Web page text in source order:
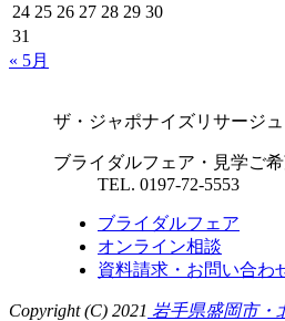
24 25 26 27 28 29 30
31
« 5月
ザ・ジャポナイズリサージュ
ブライダルフェア・見学ご
TEL. 0197-72-5553
ブライダルフェア
オンライン相談
資料請求・お問い合わ
Copyright (C) 2021 岩手県盛岡市・